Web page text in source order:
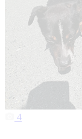
4